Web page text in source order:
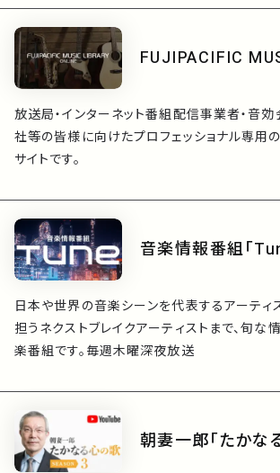
FUJIPACIFIC
放送局・インターネット番組配信事業者・音
社等の皆様に向けたプロフェッショナル専用
サイトです。
音楽情報番組「
日本や世界の音楽シーンを代表するアーティ
担うネクストブレイクアーティストまで、旬な
楽番組です。毎週木曜深夜放送
朝妻一郎「たかな